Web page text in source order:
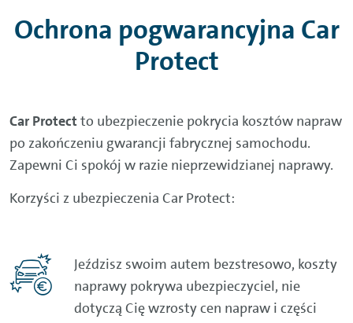
Ochrona pogwarancyjna Car
Protect
Car Protect to ubezpieczenie pokrycia kosztów napraw
po zakończeniu gwarancji fabrycznej samochodu.
Zapewni Ci spokój w razie nieprzewidzianej naprawy.
Korzyści z ubezpieczenia Car Protect:
Jeździsz swoim autem bezstresowo, koszty
naprawy pokrywa ubezpieczyciel, nie
dotyczą Cię wzrosty cen napraw i części